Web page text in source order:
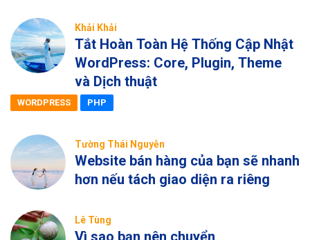
Khải Khải
Tắt Hoàn Toàn Hệ Thống Cập Nhật
WordPress: Core, Plugin, Theme
và Dịch thuật
WORDPRESS PHP
Tường Thái Nguyễn
Website bán hàng của bạn sẽ nhanh
hơn nếu tách giao diện ra riêng
Lê Tùng
Vì sao bạn nên chuyển